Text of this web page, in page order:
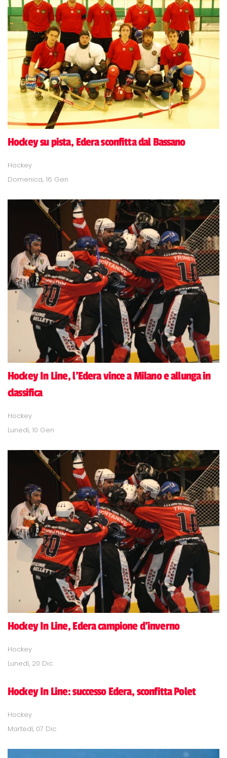
Hockey su pista, Edera sconfitta dal Bassano
Hockey
Domenica, 16 Gen
Hockey In Line, l'Edera vince a Milano e allunga in
classifica
Hockey
Lunedì, 10 Gen
Hockey In Line, Edera campione d'inverno
Hockey
Lunedì, 20 Dic
Hockey In Line: successo Edera, sconfitta Polet
Hockey
Martedì, 07 Dic